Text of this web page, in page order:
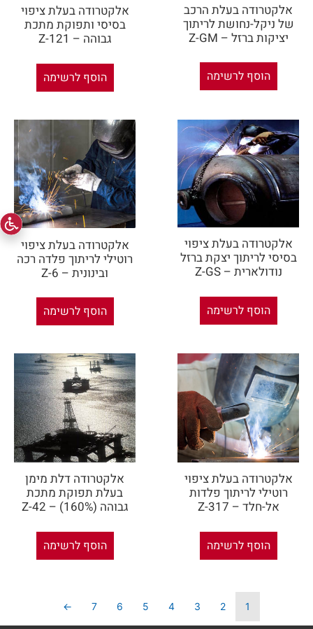
אלקטרודה בעלת הרכב
של ניקל-נחושת לריתוך
יציקות ברזל – Z-GM
הוסף לרשימה
אלקטרודה בעלת ציפוי
בסיסי ותפוקת מתכת
גבוהה – Z-121
הוסף לרשימה
אלקטרודה בעלת ציפוי
בסיסי לריתוך יצקת ברזל
נודולארית – Z-GS
הוסף לרשימה
אלקטרודה בעלת ציפוי
רוטילי לריתוך פלדה רכה
ובינונית – Z-6
הוסף לרשימה
אלקטרודה בעלת ציפוי
רוטילי לריתוך פלדות
אל-חלד – Z-317
הוסף לרשימה
אלקטרודה דלת מימן
בעלת תפוקת מתכת
גבוהה (160%) – Z-42
הוסף לרשימה
1
2
3
4
5
6
7
←